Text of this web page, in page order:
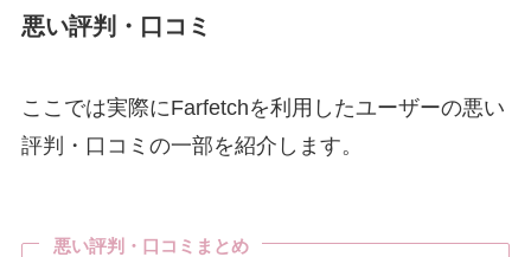
悪い評判・口コミ
ここでは実際にFarfetchを利用したユーザーの悪い
評判・口コミの一部を紹介します。
悪い評判・口コミまとめ